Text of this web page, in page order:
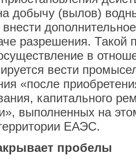
добычу (вылов)
внести
разрешения. Такой
в
вести
«после
капитального
выполненных на
ЕАЭС.
пробелы